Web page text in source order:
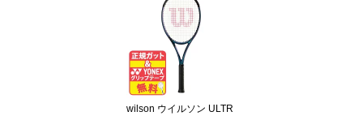
4E相当 軽量 メッシュ 通
気性 男女兼用 ユニ ハー
ド 砂入り人工芝 クレー
カーペット WIDE LITE A
DVANCE AC ワイドライ
ト アドバンス AC テニス
シューズ DPS212-127
wilson ウイルソン ULTR